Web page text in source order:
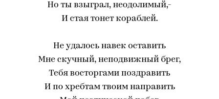
Но ты взыграл, неодолимый,-
И стая тонет кораблей.
Не удалось навек оставить
Мне скучный, неподвижный брег,
Тебя восторгами поздравить
И по хребтам твоим направить